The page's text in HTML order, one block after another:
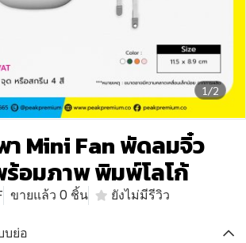
1/2
Mini Fan พัดลมจิ๋ว
อมภาพ พิมพ์โลโก้
ขายแล้ว 0 ชิ้น
ยังไม่มีรีวิว
บย่อ